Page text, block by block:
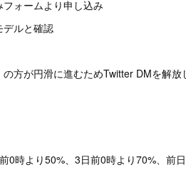
フォームより申し込み
ルと確認
方が円滑に進むためTwitter DMを解
‪0時より50%、3日前‪0時より70%、前